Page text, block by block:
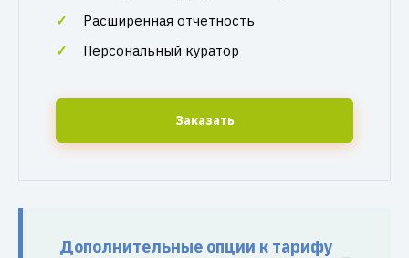
Расширенная отчетность
Персональный куратор
Заказать
Дополнительные опции к тарифу